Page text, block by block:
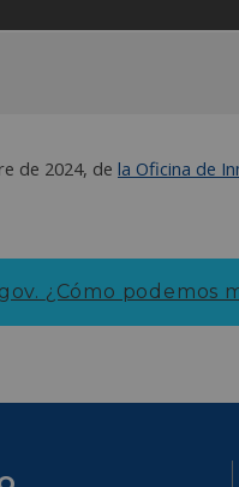
de 2024, de la Oficina de
¿Cómo podemos